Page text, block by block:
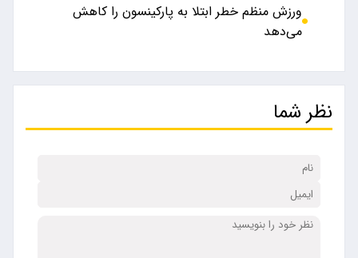
ورزش منظم خطر ابتلا به پارکینسون را کاهش
می‌دهد
نظر شما